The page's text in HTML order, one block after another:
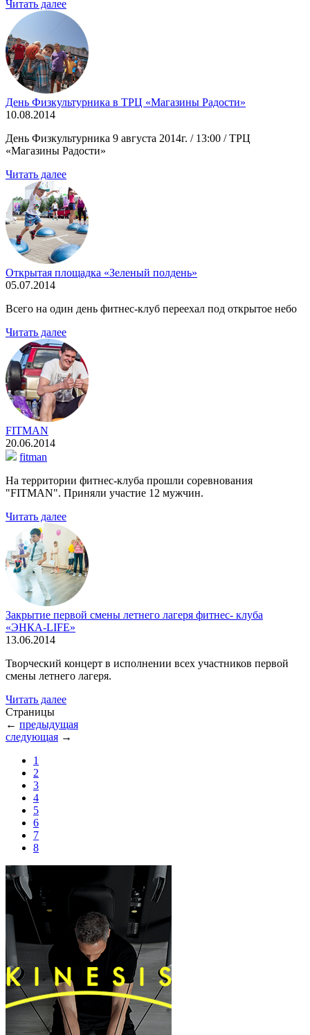
Читать далее
День Физкультурника в ТРЦ «Магазины Радости»
10.08.2014
День Физкультурника 9 августа 2014г. / 13:00 / ТРЦ
«Магазины Радости»
Читать далее
Открытая площадка «Зеленый полдень»
05.07.2014
Всего на один день фитнес-клуб переехал под открытое небо
Читать далее
FITMAN
20.06.2014
fitman
На территории фитнес-клуба прошли соревнования
"FITMAN". Приняли участие 12 мужчин.
Читать далее
Закрытие первой смены летнего лагеря фитнес- клуба
«ЭНКА-LIFE»
13.06.2014
Творческий концерт в исполнении всех участников первой
смены летнего лагеря.
Читать далее
Страницы
← предыдущая
следующая →
1
2
3
4
5
6
7
8